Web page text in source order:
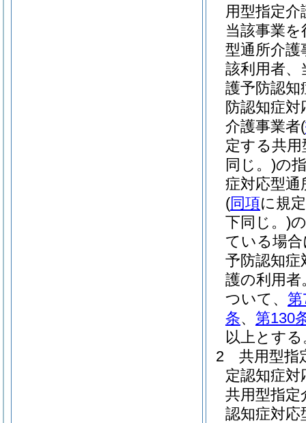
用型指定
当該事業
型通所介護
該利用者、
護予防認知
防認知症
介護事業者(
定する共
同じ。)の
症対応型通
(同項に規
下同じ。)
ている場
予防認知症
護の利用者
ついて、 第
条、 第130
以上とする
2
共用型指
定認知症
共用型指定
認知症対